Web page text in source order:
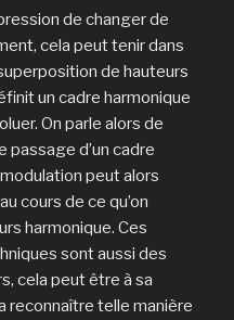
de changer de
cela peut tenir dans
de hauteurs
un cadre harmonique
On parle alors de
passage d’un cadre
peut alors
cours de ce qu’on
harmonique. Ces
sont aussi des
cela peut être à sa
reconnaître telle manière